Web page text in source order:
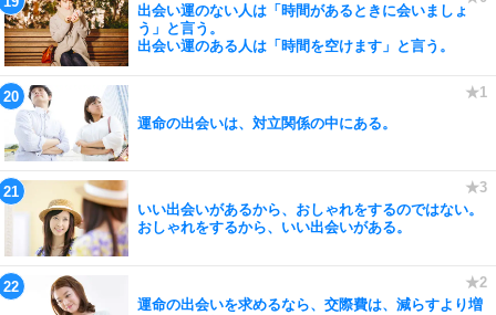
出会い運のない人は「時間があるときに会いましょ
う」と言う。
出会い運のある人は「時間を空けます」と言う。
運命の出会いは、対立関係の中にある。
いい出会いがあるから、おしゃれをするのではない。
おしゃれをするから、いい出会いがある。
運命の出会いを求めるなら、交際費は、減らすより増